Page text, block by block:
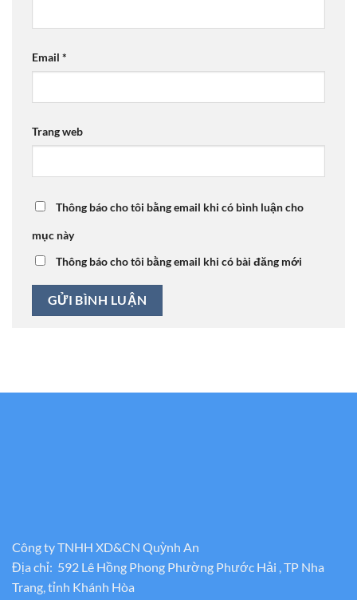
Email *
Trang web
Thông báo cho tôi bằng email khi có bình luận cho
mục này
Thông báo cho tôi bằng email khi có bài đăng mới
Công ty TNHH XD&CN Quỳnh An
Địa chỉ: 592 Lê Hồng Phong Phường Phước Hải , TP Nha
Trang, tỉnh Khánh Hòa